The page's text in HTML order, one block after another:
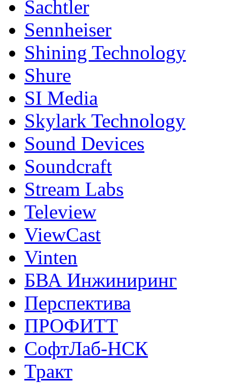
Sachtler
Sennheiser
Shining Technology
Shure
SI Media
Skylark Technology
Sound Devices
Soundcraft
Stream Labs
Teleview
ViewCast
Vinten
БВА Инжиниринг
Перспектива
ПРОФИТТ
СофтЛаб-НСК
Тракт